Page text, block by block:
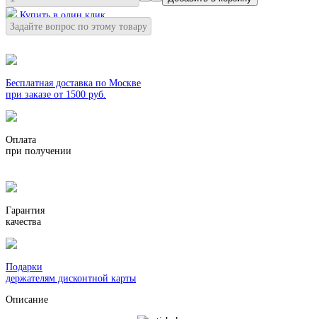
Купить в один клик
Задайте вопрос по этому товару
Бесплатная доставка по Москве
при заказе от 1500 руб.
Оплата
при получении
Гарантия
качества
Подарки
держателям дисконтной карты
Описание